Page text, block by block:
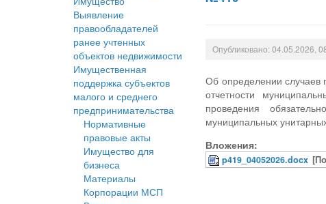
Выявление
правообладателей
ранее учтенных
объектов недвижимости
Имущественная
поддержка субъектов
малого и среднего
предпринимательства
Нормативные
правовые акты
Имущество для
бизнеса
Материалы
Корпорации МСП
Опубликовано: 04.05.2026,
Об определении случаев
отчетности
проведения
муниципальных
Вложения:
p419_04052026.docx